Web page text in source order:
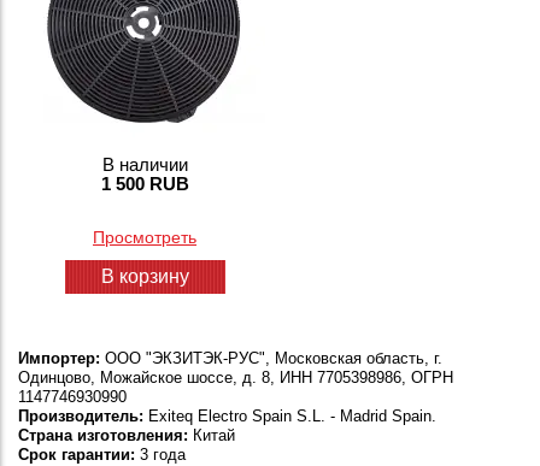
В наличии
1 500 RUB
Просмотреть
В корзину
Импортер: ООО "ЭКЗИТЭК-РУС", Московская область, г.
Одинцово, Можайское шоссе, д. 8, ИНН 7705398986, ОГРН
1147746930990
Производитель: Exiteq Electro Spain S.L. - Madrid Spain.
Страна изготовления: Китай
Срок гарантии: 3 года